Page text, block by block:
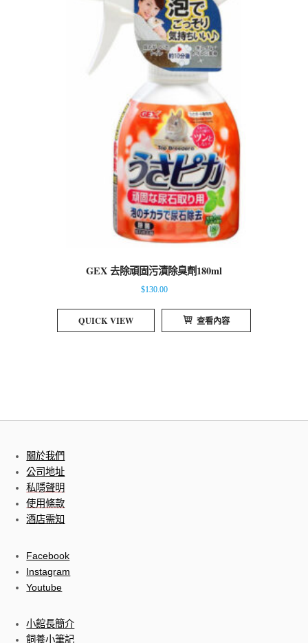
GEX 去除頑固污漬除臭劑180ml
$130.00
QUICK VIEW 查看內容
關於我們
公司地址
私隱聲明
使用條款
酒店需知
Facebook
Instagram
Youtube
小館長簡介
飼養小筆記